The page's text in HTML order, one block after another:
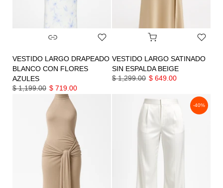
VESTIDO LARGO DRAPEADO
BLANCO CON FLORES
AZULES
$ 1,199.00 $ 719.00
VESTIDO LARGO SATINADO
SIN ESPALDA BEIGE
$ 1,299.00 $ 649.00
-40%